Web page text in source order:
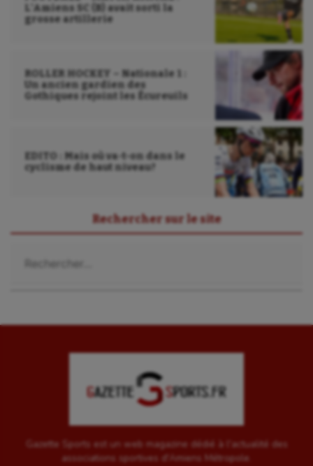
L’Amiens SC (B) avait sorti la
grosse artillerie
ROLLER HOCKEY – Nationale 1 :
Un ancien gardien des
Gothiques rejoint les Écureuils
EDITO : Mais où va-t-on dans le
cyclisme de haut niveau?
Rechercher sur le site
Gazette Sports est un web magazine dédié à l'actualité des
associations sportives d'Amiens Métropole.